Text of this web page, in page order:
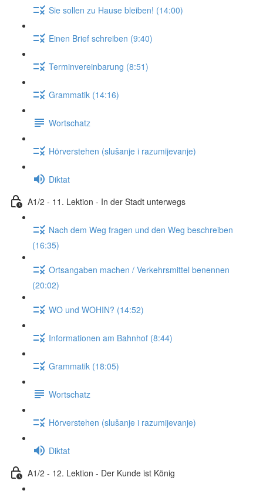
Sie sollen zu Hause bleiben! (14:00)
Einen Brief schreiben (9:40)
Terminvereinbarung (8:51)
Grammatik (14:16)
Wortschatz
Hörverstehen (slušanje i razumijevanje)
Diktat
A1/2 - 11. Lektion - In der Stadt unterwegs
Nach dem Weg fragen und den Weg beschreiben
(16:35)
Ortsangaben machen / Verkehrsmittel benennen
(20:02)
WO und WOHIN? (14:52)
Informationen am Bahnhof (8:44)
Grammatik (18:05)
Wortschatz
Hörverstehen (slušanje i razumijevanje)
Diktat
A1/2 - 12. Lektion - Der Kunde ist König